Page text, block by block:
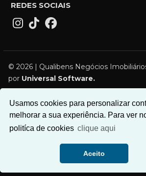
Usamos cookies para personalizar
melhorar a sua experiência. Para ver
politíca de cookies clique aqui
Aceito
REDES SOCIAIS
© 2026 | Qualibens Negócios
por Universal Software.
R. Campos Sales, 119 - Vila Bocaina,